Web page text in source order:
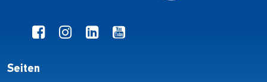
Seiten